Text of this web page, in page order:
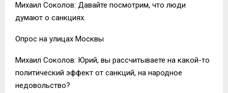
Михаил Соколов: Давайте посмотрим, что люди
думают о санкциях.
Опрос на улицах Москвы
Михаил Соколов: Юрий, вы рассчитываете на какой-то
политический эффект от санкций, на народное
недовольство?